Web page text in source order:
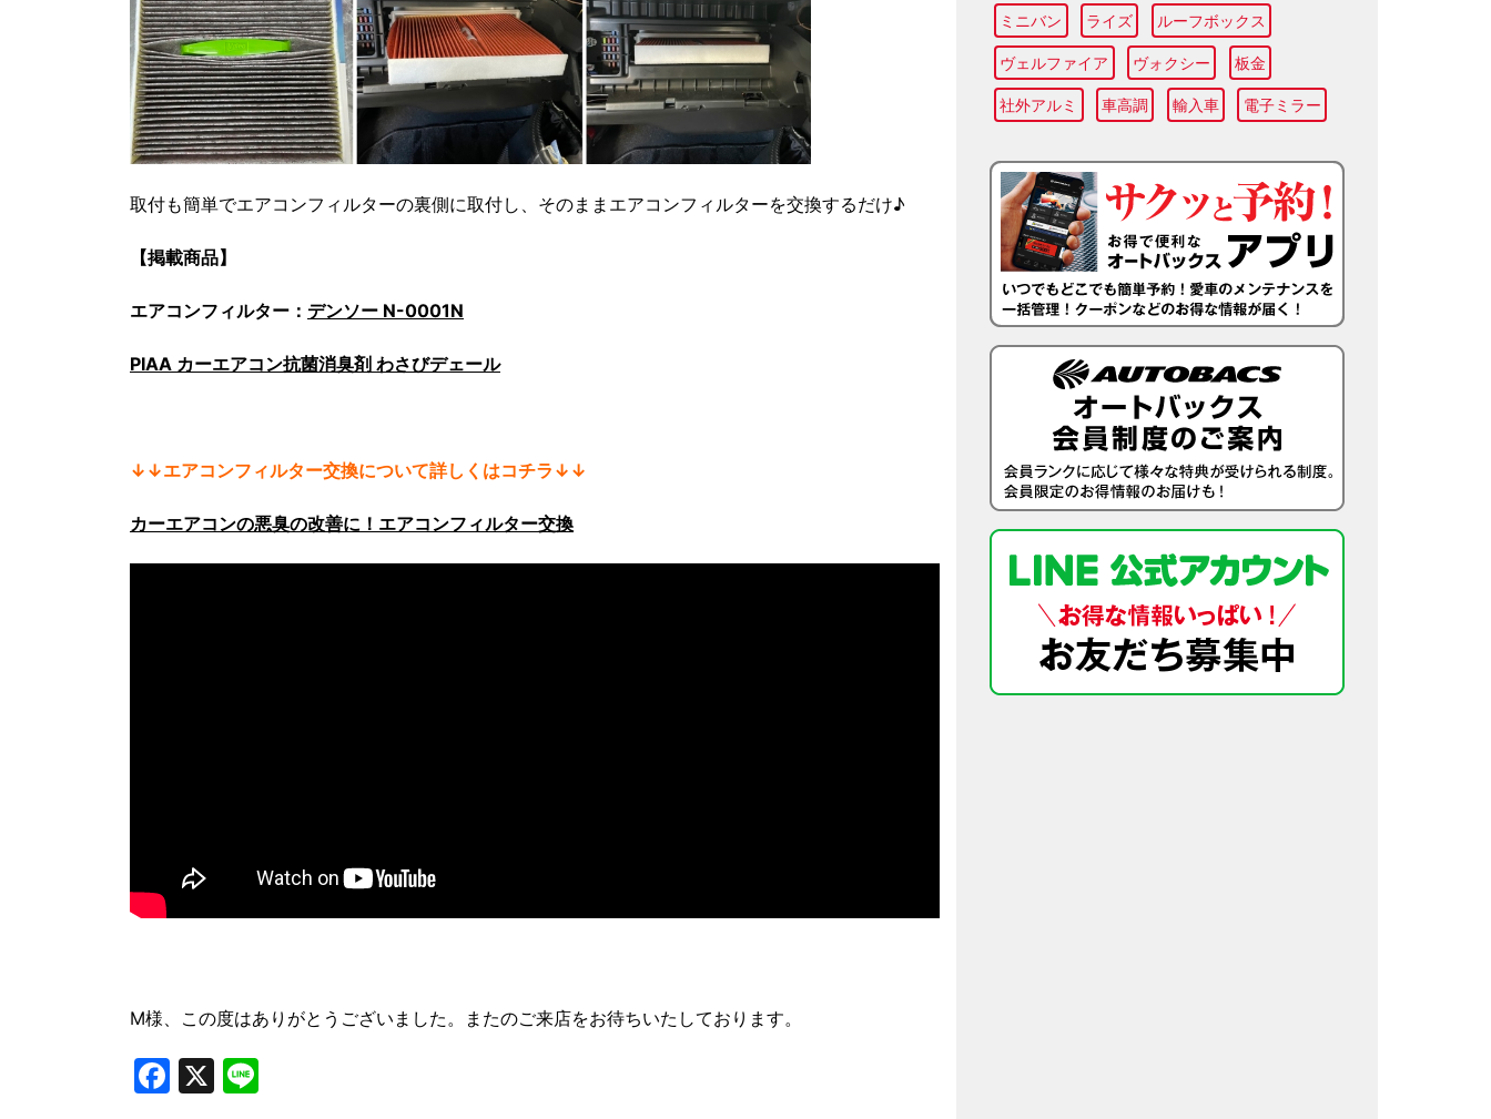
取付も簡単でエアコンフィルターの裏側に取付し、そのままエアコンフィルターを交換するだけ♪
【掲載商品】
エアコンフィルター： デンソー N-0001N
PIAA カーエアコン抗菌消臭剤 わさびデェール
↓↓エアコンフィルター交換について詳しくはコチラ↓↓
カーエアコンの悪臭の改善に！エアコンフィルター交換
M様、この度はありがとうございました。またのご来店をお待ちいたしております。
Facebook
X
ミニバン ライズ ルーフボックス
ヴェルファイア ヴォクシー 板金
社外アルミ 車高調 輸入車 電子ミラー